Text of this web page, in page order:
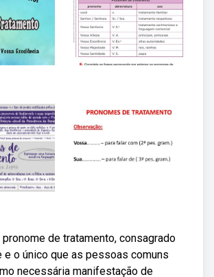
de tratamento, consagrado
e o único que as pessoas comuns
necessária manifestação de